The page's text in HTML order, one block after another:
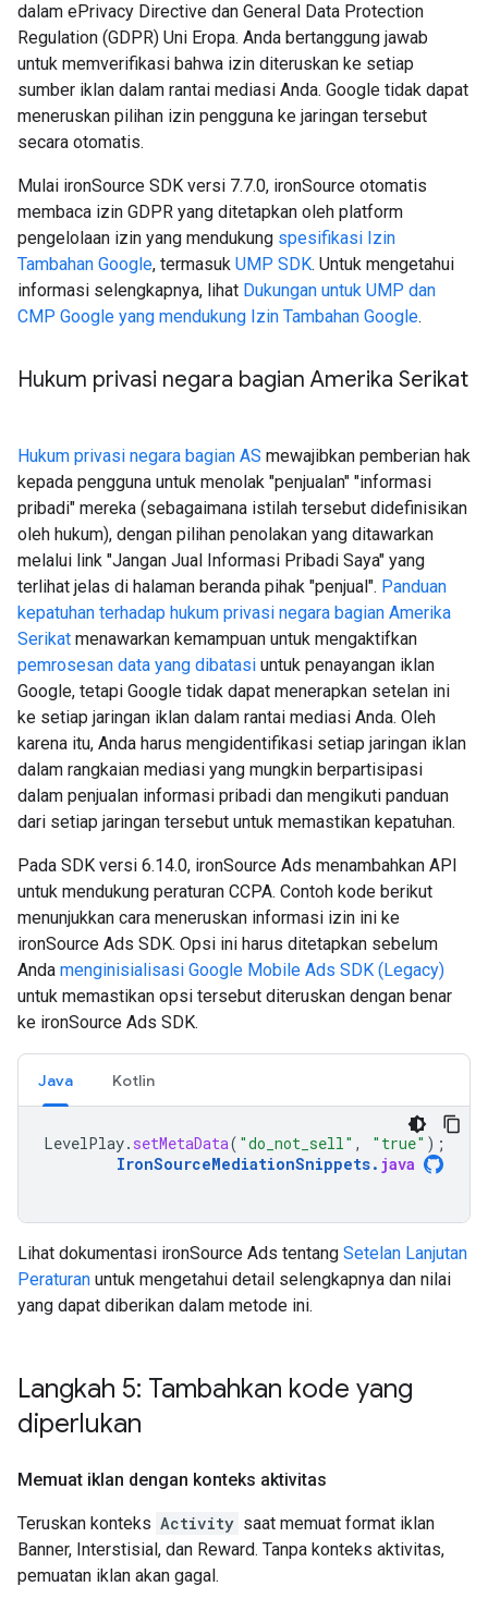
dalam ePrivacy Directive dan General Data Protection
Regulation (GDPR) Uni Eropa. Anda bertanggung jawab
untuk memverifikasi bahwa izin diteruskan ke setiap
sumber iklan dalam rantai mediasi Anda. Google tidak dapat
meneruskan pilihan izin pengguna ke jaringan tersebut
secara otomatis.
Mulai ironSource SDK versi 7.7.0, ironSource otomatis
membaca izin GDPR yang ditetapkan oleh platform
pengelolaan izin yang mendukung spesifikasi Izin
Tambahan Google, termasuk UMP SDK. Untuk mengetahui
informasi selengkapnya, lihat Dukungan untuk UMP dan
CMP Google yang mendukung Izin Tambahan Google.
Hukum privasi negara bagian Amerika Serikat
Hukum privasi negara bagian AS mewajibkan pemberian hak
kepada pengguna untuk menolak "penjualan" "informasi
pribadi" mereka (sebagaimana istilah tersebut didefinisikan
oleh hukum), dengan pilihan penolakan yang ditawarkan
melalui link "Jangan Jual Informasi Pribadi Saya" yang
terlihat jelas di halaman beranda pihak "penjual". Panduan
kepatuhan terhadap hukum privasi negara bagian Amerika
Serikat menawarkan kemampuan untuk mengaktifkan
pemrosesan data yang dibatasi untuk penayangan iklan
Google, tetapi Google tidak dapat menerapkan setelan ini
ke setiap jaringan iklan dalam rantai mediasi Anda. Oleh
karena itu, Anda harus mengidentifikasi setiap jaringan iklan
dalam rangkaian mediasi yang mungkin berpartisipasi
dalam penjualan informasi pribadi dan mengikuti panduan
dari setiap jaringan tersebut untuk memastikan kepatuhan.
Pada SDK versi 6.14.0, ironSource Ads menambahkan API
untuk mendukung peraturan CCPA. Contoh kode berikut
menunjukkan cara meneruskan informasi izin ini ke
ironSource Ads SDK. Opsi ini harus ditetapkan sebelum
Anda menginisialisasi Google Mobile Ads SDK (Legacy)
untuk memastikan opsi tersebut diteruskan dengan benar
ke ironSource Ads SDK.
Java Kotlin
LevelPlay. setMetaData( "do_not_sell" , "true" );
IronSourceMediationSnippets. java
Lihat dokumentasi ironSource Ads tentang Setelan Lanjutan
Peraturan untuk mengetahui detail selengkapnya dan nilai
yang dapat diberikan dalam metode ini.
Langkah 5: Tambahkan kode yang
diperlukan
Memuat iklan dengan konteks aktivitas
Teruskan konteks Activity saat memuat format iklan
Banner, Interstisial, dan Reward. Tanpa konteks aktivitas,
pemuatan iklan akan gagal.